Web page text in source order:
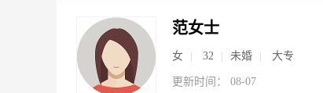
范女士
女 32 未婚 大专
更新时间： 08-07